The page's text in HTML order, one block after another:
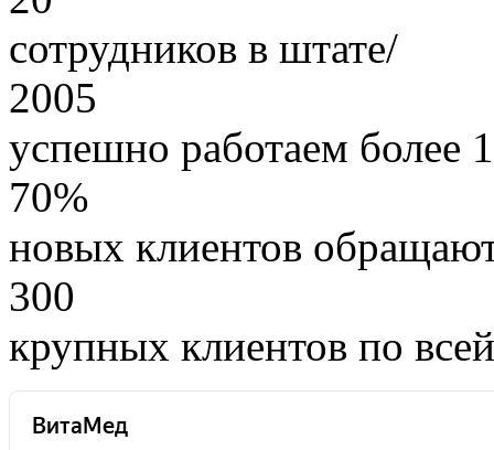
сотрудников в штате/
2005
успешно работаем более
70%
новых клиентов
300
крупных клиентов по